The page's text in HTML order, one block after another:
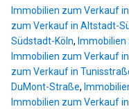
Immobilien zum Verkauf
zum Verkauf in Altstadt-
Südstadt-Köln,
Immobilien zum Verkauf
zum Verkauf in
DuMont-Straße,
Immobilien zum Verkauf